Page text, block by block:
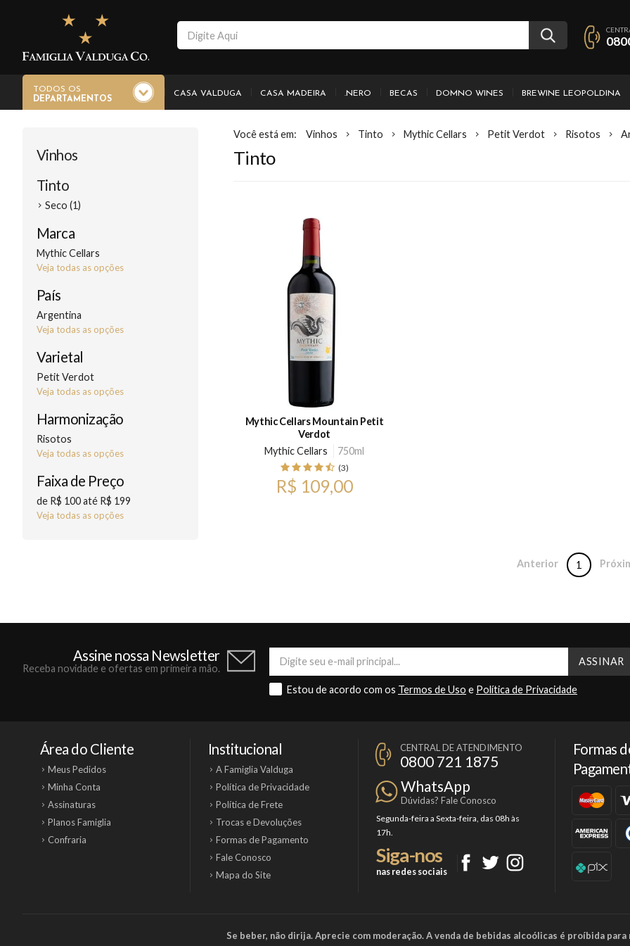
TODOS OS
DEPARTAMENTOS
CASA VALDUGA CASA MADEIRA .NERO BECAS DOMNO WINES BREWINE LEOPOLDINA
Vinhos
Tinto
Seco (1)
Marca
Mythic Cellars
Veja todas as opções
País
Argentina
Veja todas as opções
Varietal
Petit Verdot
Veja todas as opções
Harmonização
Risotos
Veja todas as opções
Faixa de Preço
de R$ 100 até R$ 199
Veja todas as opções
Vinhos Tinto Mythic Cellars Petit Verdot Risotos
Tinto
Mythic Cellars Mountain Petit
Verdot
Mythic Cellars
750ml
(3)
R$ 109,00
Anterior 1
Assine nossa Newsletter
Receba novidade e ofertas em primeira mão.
Estou de acordo com os Termos de Uso e Política de Privacidade
Área do Cliente
Meus Pedidos
Minha Conta
Assinaturas
Planos Famiglia
Confraria
Institucional
A Famiglia Valduga
Política de Privacidade
Política de Frete
Trocas e Devoluções
Formas de Pagamento
Fale Conosco
Mapa do Site
CENTRAL DE ATENDIMENTO
0800 721 1875
WhatsApp
Dúvidas? Fale Conosco
Segunda-feira a Sexta-feira, das 08h às
17h.
Siga-nos
nas redes sociais
Formas
Se beber, não dirija. Aprecie com moderação. A venda de bebidas alcoólicas é proíbida para